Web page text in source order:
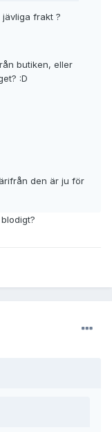
frakt ?
butiken, eller
:D
den är ju för